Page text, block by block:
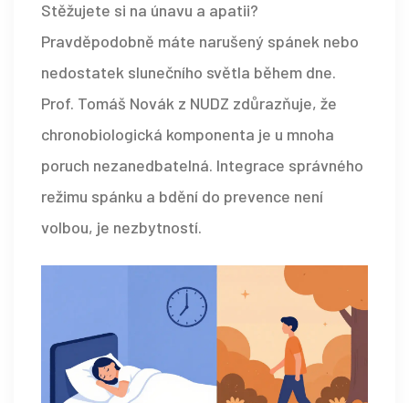
Stěžujete si na únavu a apatii?
Pravděpodobně máte narušený spánek nebo
nedostatek slunečního světla během dne.
Prof. Tomáš Novák z NUDZ zdůrazňuje, že
chronobiologická komponenta je u mnoha
poruch nezanedbatelná. Integrace správného
režimu spánku a bdění do prevence není
volbou, je nezbytností.